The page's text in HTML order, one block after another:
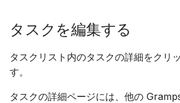
タスクを編集する
タスクリスト内のタスクの詳細をクリ
す。
タスクの詳細ページには、他の